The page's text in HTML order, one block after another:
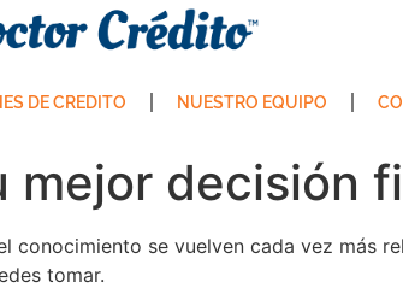
DE CREDITO NUESTRO EQUIPO
decisión
conocimiento se vuelven cada vez más
tomar.